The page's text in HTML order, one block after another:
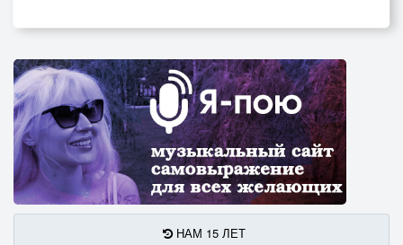
НАМ 15 ЛЕТ